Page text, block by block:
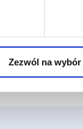
Zezwól na wybór